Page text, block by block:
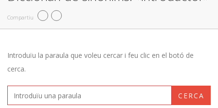
Compartiu
Introduïu la paraula que voleu cercar i feu clic en el botó de
cerca.
CERCA